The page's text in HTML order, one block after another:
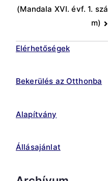
navigáció
(Mandala XVI. évf. 1. szá
m)
Elérhetőségek
Bekerülés az Otthonba
Alapítvány
Állásajánlat